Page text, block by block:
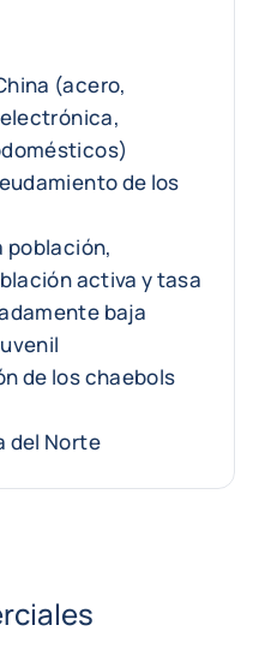
(acero,
de los
población,
activa y tasa
baja
de los chaebols
del Norte